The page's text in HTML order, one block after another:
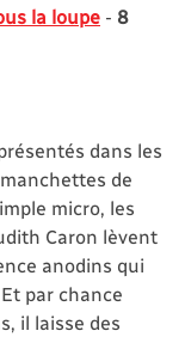
la loupe - 8
dans les
de
micro, les
Caron lèvent
anodins qui
par chance
il laisse des